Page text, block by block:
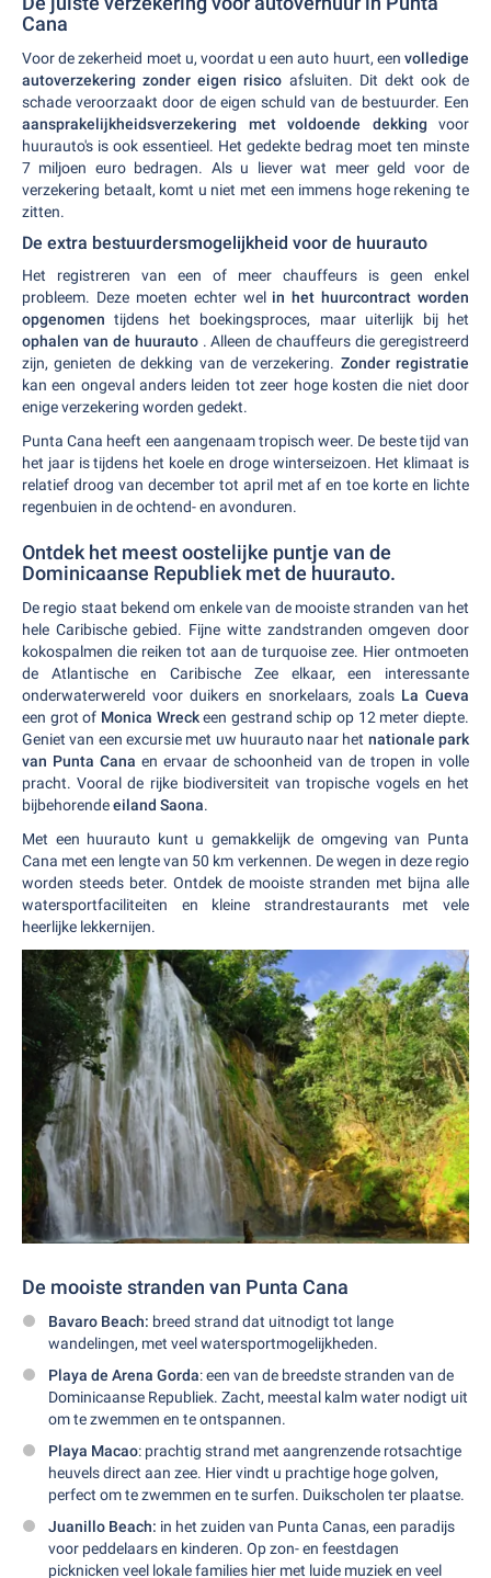
Cana
Voor de zekerheid moet u, voordat u een auto huurt, een volledige
autoverzekering zonder eigen risico afsluiten. Dit dekt ook de
schade veroorzaakt door de eigen schuld van de bestuurder. Een
aansprakelijkheidsverzekering met voldoende dekking voor
huurauto's is ook essentieel. Het gedekte bedrag moet ten minste
7 miljoen euro bedragen. Als u liever wat meer geld voor de
verzekering betaalt, komt u niet met een immens hoge rekening te
zitten.
De extra bestuurdersmogelijkheid voor de huurauto
Het registreren van een of meer chauffeurs is geen enkel
probleem. Deze moeten echter wel in het huurcontract worden
opgenomentijdens het boekingsproces, maar uiterlijk bij het
ophalen van de huurauto . Alleen de chauffeurs die geregistreerd
zijn, genieten de dekking van de verzekering. Zonder registratie
kan een ongeval anders leiden tot zeer hoge kosten die niet door
enige verzekering worden gedekt.
Punta Cana heeft een aangenaam tropisch weer. De beste tijd van
het jaar is tijdens het koele en droge winterseizoen. Het klimaat is
relatief droog van december tot april met af en toe korte en lichte
regenbuien in de ochtend- en avonduren.
Ontdek het meest oostelijke puntje van de
Dominicaanse Republiek met de huurauto.
De regio staat bekend om enkele van de mooiste stranden van het
hele Caribische gebied. Fijne witte zandstranden omgeven door
kokospalmen die reiken tot aan de turquoise zee. Hier ontmoeten
de Atlantische en Caribische Zee elkaar, een interessante
onderwaterwereld voor duikers en snorkelaars, zoals La Cueva
een grot of Monica Wreckeen gestrand schip op 12 meter diepte.
Geniet van een excursie met uw huurauto naar het nationale park
van Punta Cana en ervaar de schoonheid van de tropen in volle
pracht. Vooral de rijke biodiversiteit van tropische vogels en het
bijbehorendeeiland Saona.
Met een huurauto kunt u gemakkelijk de omgeving van Punta
Cana met een lengte van 50 km verkennen. De wegen in deze regio
worden steeds beter. Ontdek de mooiste stranden met bijna alle
watersportfaciliteiten en kleine strandrestaurants met vele
heerlijke lekkernijen.
De mooiste stranden van Punta Cana
Bavaro Beach: breed strand dat uitnodigt tot lange
wandelingen, met veel watersportmogelijkheden.
Playa de Arena Gorda: een van de breedste stranden van de
Dominicaanse Republiek. Zacht, meestal kalm water nodigt uit
om te zwemmen en te ontspannen.
Playa Macao: prachtig strand met aangrenzende rotsachtige
heuvels direct aan zee. Hier vindt u prachtige hoge golven,
perfect om te zwemmen en te surfen. Duikscholen ter plaatse.
Juanillo Beach: in het zuiden van Punta Canas, een paradijs
voor peddelaars en kinderen. Op zon- en feestdagen
picknicken veel lokale families hier met luide muziek en veel